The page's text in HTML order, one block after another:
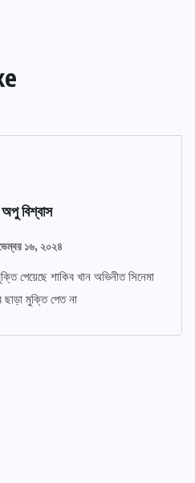
অপু বিশ্বাস
১৬, ২০২৪
পেয়েছে শাকিব খান অভিনীত সিনেমা
মুক্তি পেত না